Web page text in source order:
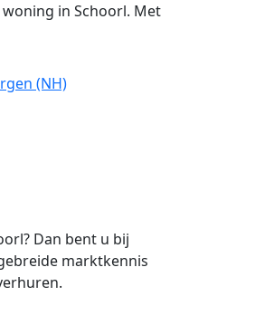
in Schoorl. Met
(NH)
Dan bent u bij
marktkennis